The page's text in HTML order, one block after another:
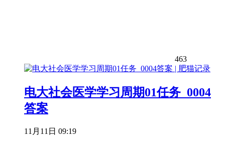
463
电大社会医学学习周期01任务_0004
答案
11月11日 09:19